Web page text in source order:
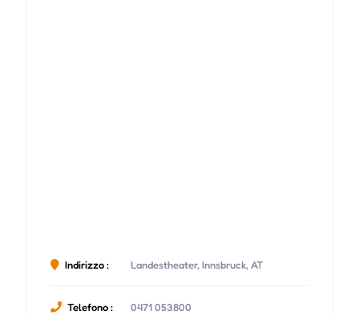
Indirizzo : Landestheater, Innsbruck, AT
Telefono : 0471 053800